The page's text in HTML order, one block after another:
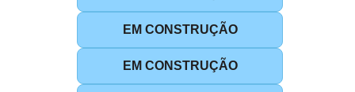
EM CONSTRUÇÃO
EM CONSTRUÇÃO